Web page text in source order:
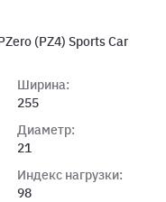
(PZ4) Sports Car
Ширина:
255
Диаметр:
21
Индекс нагрузки:
98